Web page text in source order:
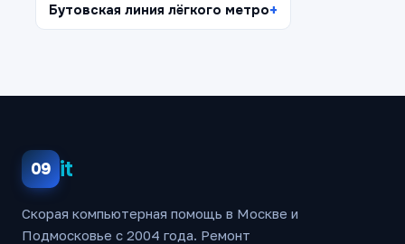
Бутовская линия лёгкого метро
09 it
Скорая компьютерная помощь в Москве и
Подмосковье с 2004 года. Ремонт